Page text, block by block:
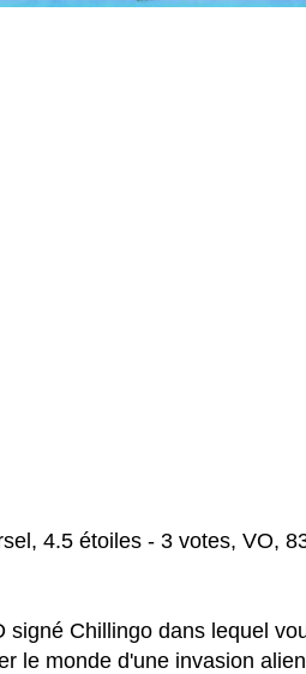
4.5 étoiles - 3 votes, VO,
signé Chillingo dans lequel
le monde d'une invasion